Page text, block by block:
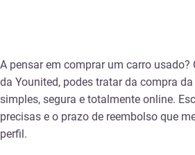
A pensar em comprar um carro
da Younited, podes tratar da compra
simples, segura e totalmente online.
precisas e o prazo de reembolso que
perfil.